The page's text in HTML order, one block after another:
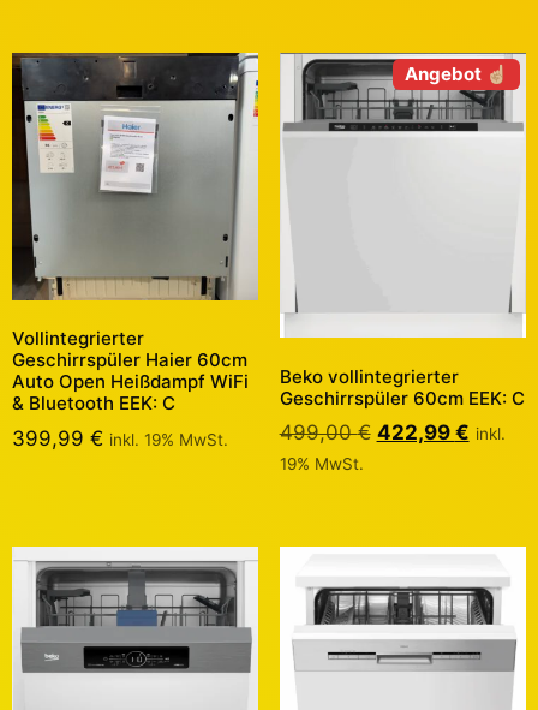
Vollintegrierter
Geschirrspüler Haier 60cm
Auto Open Heißdampf WiFi
& Bluetooth EEK: C
399,99 € inkl. 19% MwSt.
Angebot ☝🏼
Beko vollintegrierter
Geschirrspüler 60cm EEK: C
499,00€ 422,99 € inkl.
19% MwSt.